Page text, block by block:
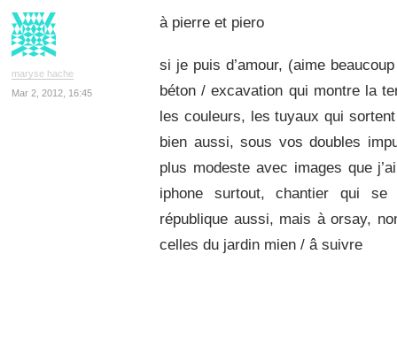
maryse hache
Mar 2, 2012, 16:45
à pierre et piero
si je puis d’amour, (aime
béton / excavation qui montre la
les couleurs, les tuyaux qui
bien aussi, sous vos doubles
plus modeste avec images que
iphone surtout, chantier qui
république aussi, mais à orsay,
celles du jardin mien / â suivre